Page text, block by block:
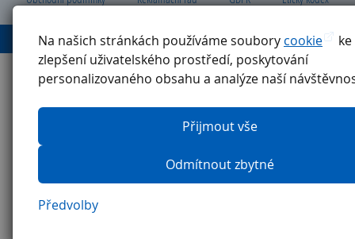
Na našich stránkách používáme soubory cookie
ke
zlepšení uživatelského prostředí, poskytování
personalizovaného obsahu a analýze naší
Přijmout vše
Odmítnout zbytné
Předvolby